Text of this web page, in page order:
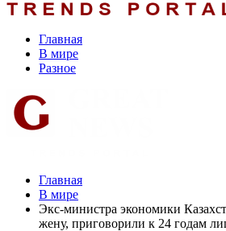
Главная
В мире
Разное
Главная
В мире
Экс-министра экономики
жену, приговорили к 24 годам